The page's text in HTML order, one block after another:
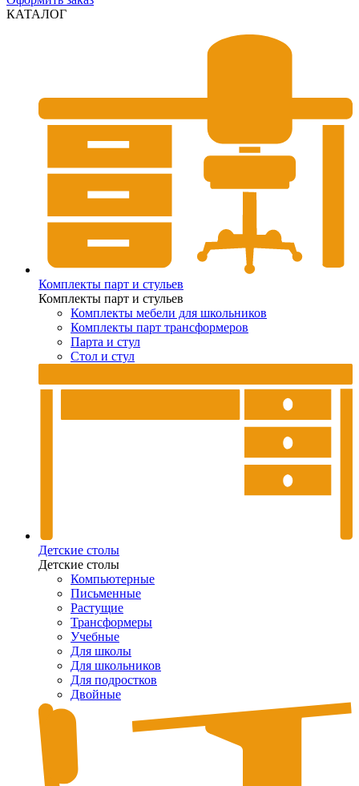
КАТАЛОГ
Комплекты парт и стульев
Комплекты парт и стульев
Комплекты мебели для школьников
Комплекты парт трансформеров
Парта и стул
Стол и стул
Детские столы
Детские столы
Компьютерные
Письменные
Растущие
Трансформеры
Учебные
Для школы
Для школьников
Для подростков
Двойные